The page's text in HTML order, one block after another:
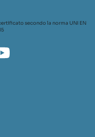
secondo la norma UNI EN